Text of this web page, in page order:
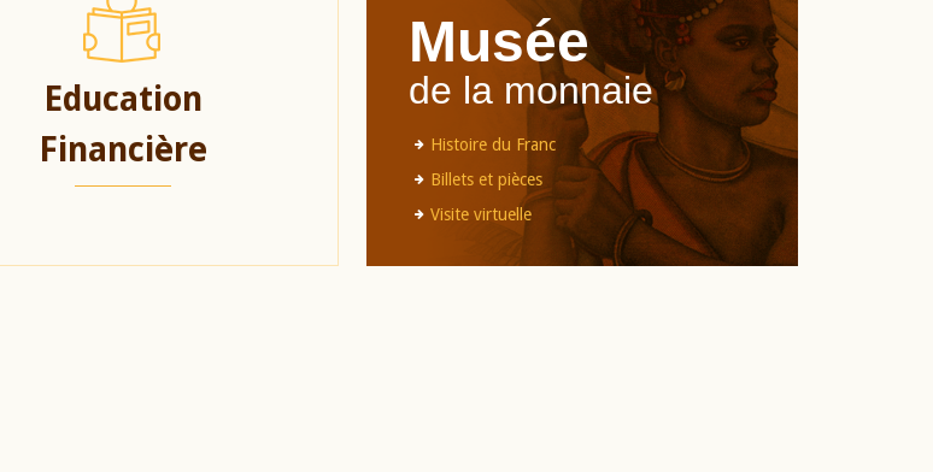
Education
Financière
Musée
de la monnaie
Histoire du Franc
Billets et pièces
Visite virtuelle